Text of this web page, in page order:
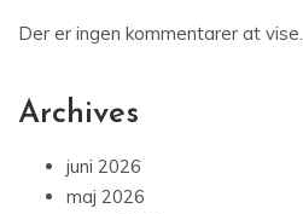
Der er ingen kommentarer at vise.
Archives
juni 2026
maj 2026